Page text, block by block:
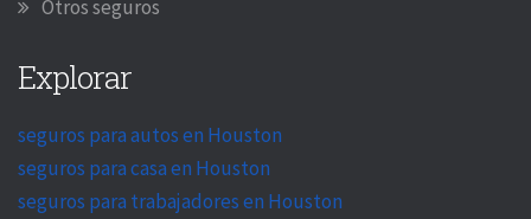
Otros seguros
Explorar
seguros para autos en Houston
seguros para casa en Houston
seguros para trabajadores en Houston